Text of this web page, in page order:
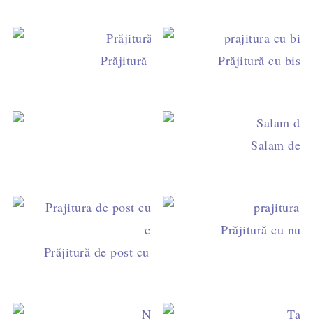
Prăjitură cu gem şi bezeaPrăjitură cu
Turtă
Salam de
Prăjitură de post cu nucă de cocos şi ciocolată
Prăjitură cu